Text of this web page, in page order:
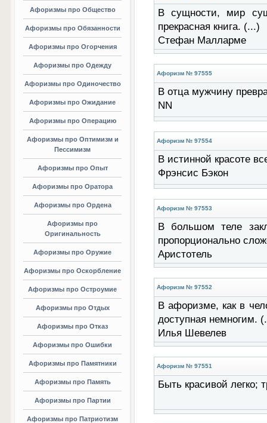
Афоризмы про Общество
Афоризмы про Обязанности
Афоризмы про Огорчения
Афоризмы про Одежду
Афоризмы про Одиночество
Афоризмы про Ожидание
Афоризмы про Операцию
Афоризмы про Оптимизм и
Пессимизм
Афоризмы про Опыт
Афоризмы про Оратора
Афоризмы про Ордена
Афоризмы про
Оригинальность
Афоризмы про Оружие
Афоризмы про Оскорбление
Афоризмы про Остроумие
Афоризмы про Отдых
Афоризмы про Отказ
Афоризмы про Ошибки
Афоризмы про Памятники
Афоризмы про Память
Афоризмы про Партии
Афоризмы про Патриотизм
В сущности, мир
прекрасная книга. (...)
Стефан Малларме
Афоризм № 97555
В отца мужчину
NN
Афоризм № 97554
В истинной красоте
Фрэнсис Бэкон
Афоризм № 97553
В большом теле
пропорционально
Аристотель
Афоризм № 97552
В афоризме, как в
доступная немногим.
Илья Шевелев
Афоризм № 97551
Быть красивой легко;